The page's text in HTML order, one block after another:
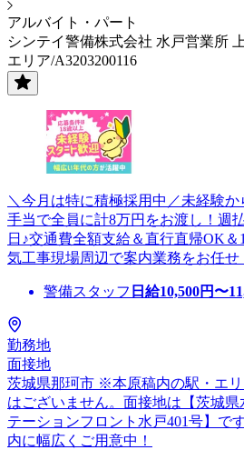
アルバイト・パート
シンテイ警備株式会社 水戸営業所
エリア/A3203200116
＼今月は特に積極採用中／未経験
手当で全員に計8万円をお渡し！週
日♪交通費全額支給＆直行直帰OK
気工事現場周辺で案内業務をお任せ
警備スタッフ 日給10,500円〜
勤務地
面接地
茨城県那珂市 ※本原稿内の駅・エ
はございません。面接地は【茨城
テーションフロント水戸401号】で
内に幅広くご用意中！